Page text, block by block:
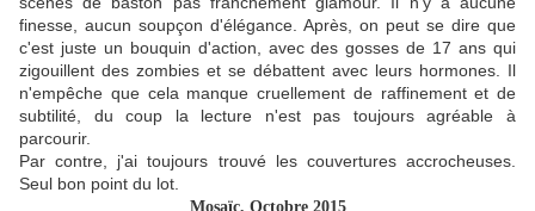
finesse, aucun soupçon d'élégance. Après, on peut se dire que
c'est juste un bouquin d'action, avec des gosses de 17 ans qui
zigouillent des zombies et se débattent avec leurs hormones. Il
n'empêche que cela manque cruellement de raffinement et de
subtilité, du coup la lecture n'est pas toujours agréable à
parcourir.
Par contre, j'ai toujours trouvé les couvertures accrocheuses.
Seul bon point du lot.
Mosaïc, Octobre 2015